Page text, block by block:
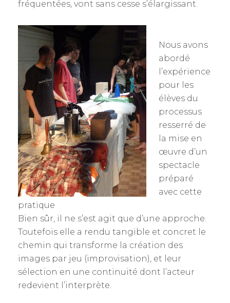
fréquentées, vont sans cesse s’élargissant.
Nous avons
abordé
l’expérience
pour les
élèves du
processus
resserré de
la mise en
œuvre d’un
spectacle
préparé
avec cette
pratique
Bien sûr, il ne s’est agit que d’une approche.
Toutefois elle a rendu tangible et concret le
chemin qui transforme la création des
images par jeu (improvisation), et leur
sélection en une continuité dont l’acteur
redevient l’interprète.